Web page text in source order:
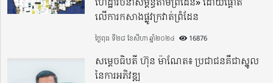
លើការកសាងផ្លូវក្រវាត់ព្រំដែន
ថ្ងៃពុធ ទី២៨ ខែសីហា ឆ្នាំ២០២៤ 16876
សម្តេចធិបតី ហ៊ុន ម៉ាណែត៖ ប្រជាជនគឺជាស្នូល
នៃការអភិវឌ្ឍ